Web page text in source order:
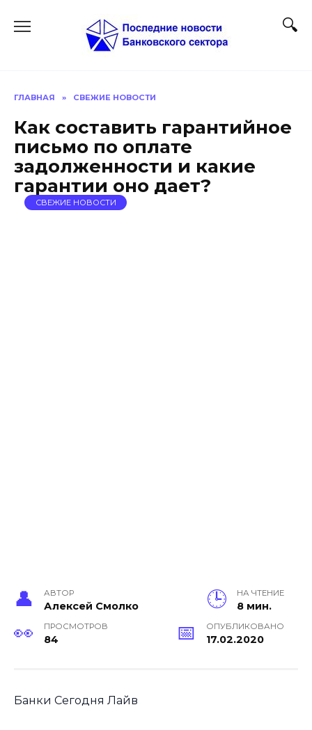
ГЛАВНАЯ » СВЕЖИЕ НОВОСТИ
Как составить гарантийное
письмо по оплате
задолженности и какие
гарантии оно дает?
СВЕЖИЕ НОВОСТИ
АВТОР
Алексей Смолко
НА ЧТЕНИЕ
8 мин.
ПРОСМОТРОВ
84
ОПУБЛИКОВАНО
17.02.2020
Банки Сегодня Лайв